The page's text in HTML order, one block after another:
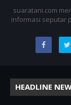
suaratani.com
informasi seputar
HEADLINE